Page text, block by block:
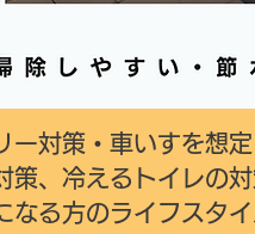
ー対策・車いすを想
策、冷えるトイレの
なる方のライフスタ